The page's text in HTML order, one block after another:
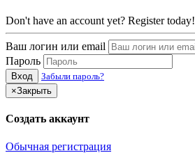
Don't have an account yet? Register today!
Ваш логин или email
Пароль
Вход
Забыли пароль?
×Закрыть
Создать аккаунт
Обычная регистрация